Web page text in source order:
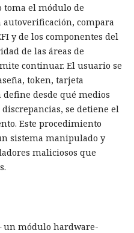
toma el módulo de
compara
y de los componentes del
de las áreas de
continuar. El usuario se
token, tarjeta
desde qué medios
se detiene el
Este procedimiento
sistema manipulado y
maliciosos que
un módulo hardware-